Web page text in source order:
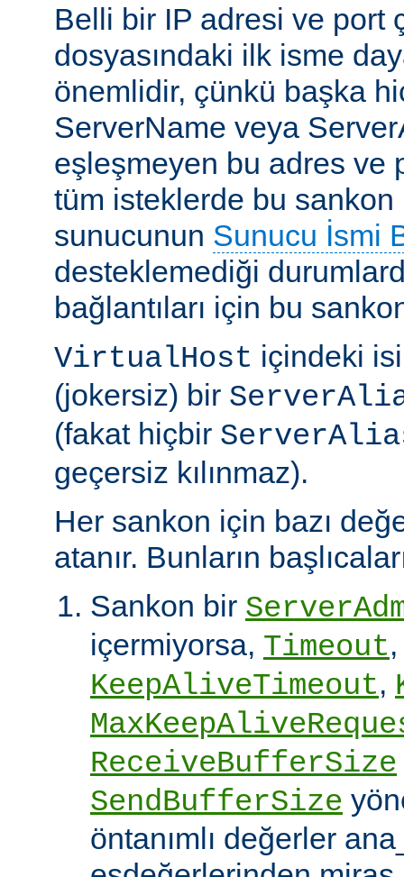
Belli bir IP adresi ve port
dosyasındaki ilk isme
önemlidir, çünkü başka
ServerName veya
eşleşmeyen bu adres ve
tüm isteklerde bu sankon
sunucunun Sunucu İsmi
desteklemediği
bağlantıları için bu
VirtualHost içindeki
(jokersiz) bir
(fakat hiçbir
geçersiz kılınmaz).
Her sankon için bazı
atanır. Bunların
Sankon bir
içermiyorsa, Timeout,
KeepAliveTimeout,
ReceiveBufferSize
SendBufferSize
öntanımlı değerler